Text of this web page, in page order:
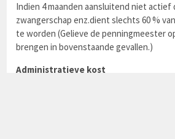
Indien 4 maanden aansluitend niet actief
zwangerschap enz.dient slechts 60 %
te worden (Gelieve de penningmeester
brengen in bovenstaande gevallen.)
Administratieve kost